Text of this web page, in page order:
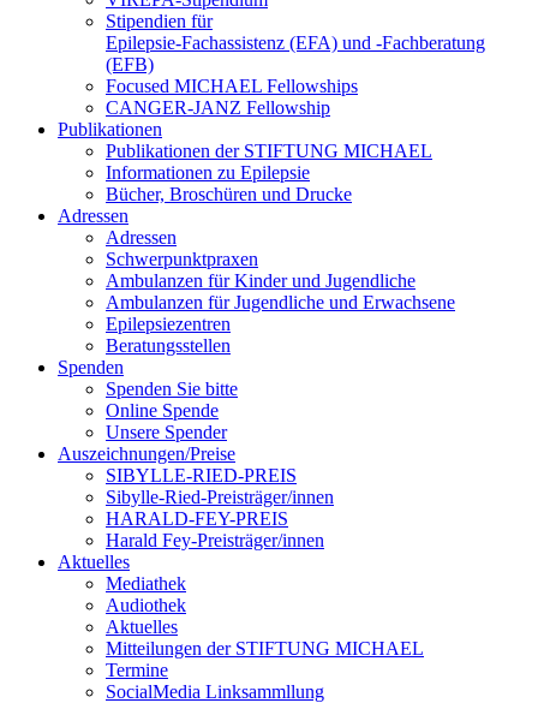
Stipendien für
Epilepsie-Fachassistenz (EFA) und -Fachberatung
(EFB)
Focused MICHAEL Fellowships
CANGER-JANZ Fellowship
Publikationen
Publikationen der STIFTUNG MICHAEL
Informationen zu Epilepsie
Bücher, Broschüren und Drucke
Adressen
Adressen
Schwerpunktpraxen
Ambulanzen für Kinder und Jugendliche
Ambulanzen für Jugendliche und Erwachsene
Epilepsiezentren
Beratungsstellen
Spenden
Spenden Sie bitte
Online Spende
Unsere Spender
Auszeichnungen/Preise
SIBYLLE-RIED-PREIS
Sibylle-Ried-Preisträger/innen
HARALD-FEY-PREIS
Harald Fey-Preisträger/innen
Aktuelles
Mediathek
Audiothek
Aktuelles
Mitteilungen der STIFTUNG MICHAEL
Termine
SocialMedia Linksammllung